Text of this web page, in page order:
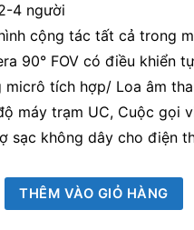
4 người
cộng tác tất cả trong
90° FOV có điều khiển
micrô tích hợp/ Loa âm
máy trạm UC, Cuộc gọi
sạc không dây cho điện
THÊM VÀO GIỎ HÀNG